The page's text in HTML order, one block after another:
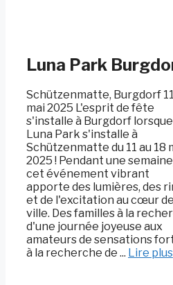
Luna Park
Schützenmatte, Burgdorf
mai 2025 L'esprit de fête
s'installe à Burgdorf
Luna Park s'installe à
Schützenmatte du 11 au 18
2025 ! Pendant une
cet événement vibrant
apporte des lumières, des
et de l'excitation au cœur
ville. Des familles à la
d'une journée joyeuse aux
amateurs de sensations
à la recherche de ... Lire plus